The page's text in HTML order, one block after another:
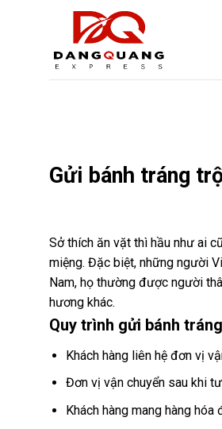
Gửi bánh tráng
Sở thích ăn vặt thì hầu như ai
miệng. Đặc biệt, những người
Nam, họ thường được người
hương khác.
Quy trình gửi bánh
Khách hàng liên hệ đơn vị
Đơn vị vận chuyển sau khi
Khách hàng mang hàng